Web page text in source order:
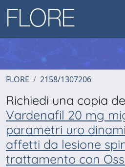
FLORE 2158/1307206
Richiedi una copia
Vardenafil 20 mg
parametri uro
affetti da lesione
trattamento con